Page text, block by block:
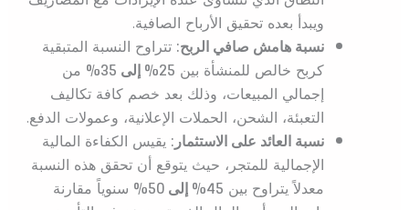
ويبدأ بعده تحقيق الأرباح الصافية.
نسبة هامش صافي الربح:تتراوح النسبة المتبقية
كربح خالص للمنشأة بين 25% إلى 35%
من
إجمالي المبيعات، وذلك بعد خصم كافة تكاليف
التعبئة، الشحن، الحملات الإعلانية، وعمولات الدفع.
نسبة العائد على الاستثمار:يقيس الكفاءة المالية
الإجمالية للمتجر، حيث يتوقع أن تحقق هذه النسبة
معدلاً يتراوح بين 45% إلى 50%
سنوياً مقارنة